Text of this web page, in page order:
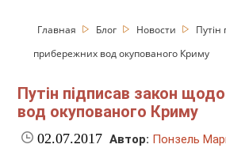
Главная Блог Новости
Путін
прибережних вод окупованого Криму
Путін підписав закон
вод окупованого Криму
02.07.2017 Автор: Понзель